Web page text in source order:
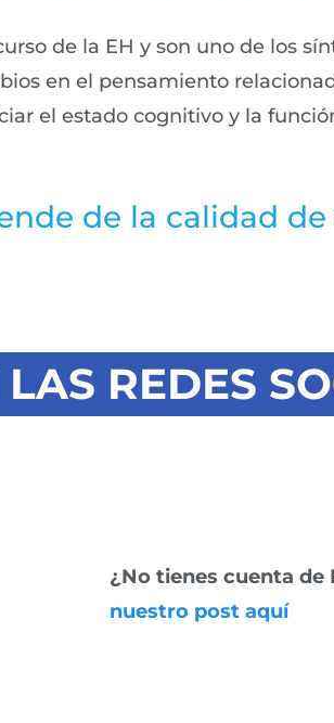
de la EH y son uno de los
en el pensamiento
el estado cognitivo y la
de la calidad
REDES
¿No tienes cuenta de
nuestro post aquí